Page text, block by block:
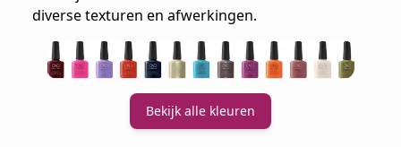
diverse texturen en afwerkingen.
Bekijk alle kleuren